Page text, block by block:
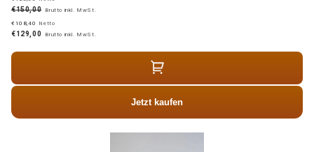
€150,00 Brutto inkl. MwSt.
€108,40
Netto
€129,00 Brutto inkl. MwSt.
Jetzt kaufen